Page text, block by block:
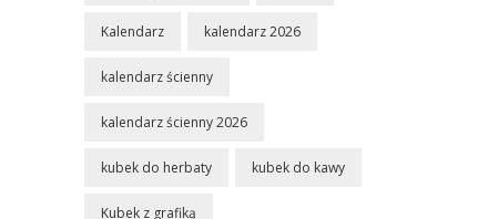
Kalendarz kalendarz 2026
kalendarz ścienny
kalendarz ścienny 2026
kubek do herbaty kubek do kawy
Kubek z grafiką